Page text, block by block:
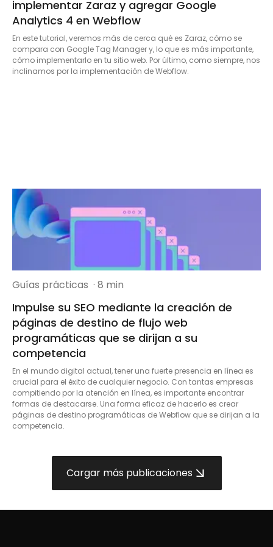
implementar Zaraz y agregar Google
Analytics 4 en Webflow
En este tutorial, veremos más de cerca qué es Zaraz, cómo se
compara con Google Tag Manager y, lo que es más importante,
cómo implementarlo en tu sitio web. Por último, como siempre, nos
inclinamos por la implementación de Webflow.
Guías prácticas · 8 min
Impulse su SEO mediante la creación de
páginas de destino de flujo web
programáticas que se dirijan a su
competencia
En el mundo digital actual, tener una fuerte presencia en línea es
crucial para el éxito de cualquier negocio. Con tantas empresas
compitiendo por la atención en línea, es importante encontrar
formas de destacarse. Una forma eficaz de hacerlo es crear
páginas de destino programáticas de Webflow que se dirijan a la
competencia.
Cargar más publicaciones